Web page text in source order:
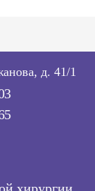
д. 41/1